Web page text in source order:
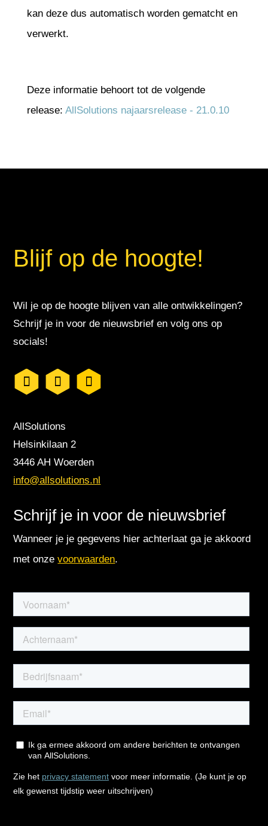
kan deze dus automatisch worden gematcht en
verwerkt.
Deze informatie behoort tot de volgende
release: AllSolutions najaarsrelease - 21.0.10
Blijf op de hoogte!
Wil je op de hoogte blijven van alle ontwikkelingen?
Schrijf je in voor de nieuwsbrief en volg ons op
socials!
AllSolutions
Helsinkilaan 2
3446 AH Woerden
info@allsolutions.nl
Schrijf je in voor de nieuwsbrief
Wanneer je je gegevens hier achterlaat ga je akkoord
met onzevoorwaarden.